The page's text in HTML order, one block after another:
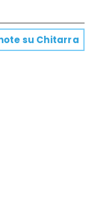
su Chitarra